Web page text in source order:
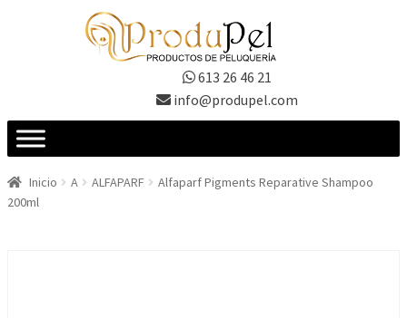
613 26 46 21
info@produpel.com
Inicio A ALFAPARF
Alfaparf Pigments Reparative Shampoo
200ml